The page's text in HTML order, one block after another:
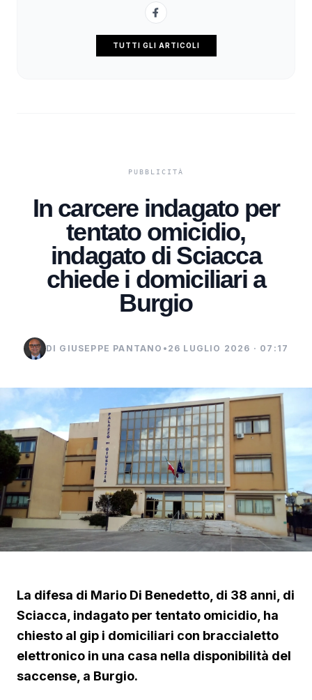
TUTTI GLI ARTICOLI
In carcere indagato per
tentato omicidio,
indagato di Sciacca
chiede i domiciliari a
Burgio
DI GIUSEPPE PANTANO • 26 LUGLIO 2026 · 07:17
La difesa di Mario Di Benedetto, di 38 anni, di
Sciacca, indagato per tentato omicidio, ha
chiesto al gip i domiciliari con braccialetto
elettronico in una casa nella disponibilità del
saccense, a Burgio.